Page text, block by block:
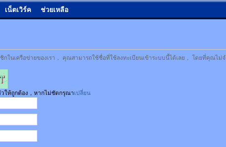
เน็ตเวิร์ค ช่วยเหลือ
ในเครือข่ายของเรา， คุณสามารถใช้ชื่อที่ใช้ลงทะเบียนเข้าระบบนี้ได้เลย， โดยที่คุณไม่
ให้ถูกต้อง，หากไม่ชัดกรุณาเปลี่ยน